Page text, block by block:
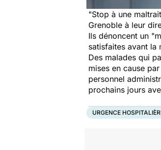
"Stop à une
Grenoble à leur
Ils dénoncent un
satisfaites avant la
Des malades qui
mises en cause
personnel
prochains jours
URGENCE